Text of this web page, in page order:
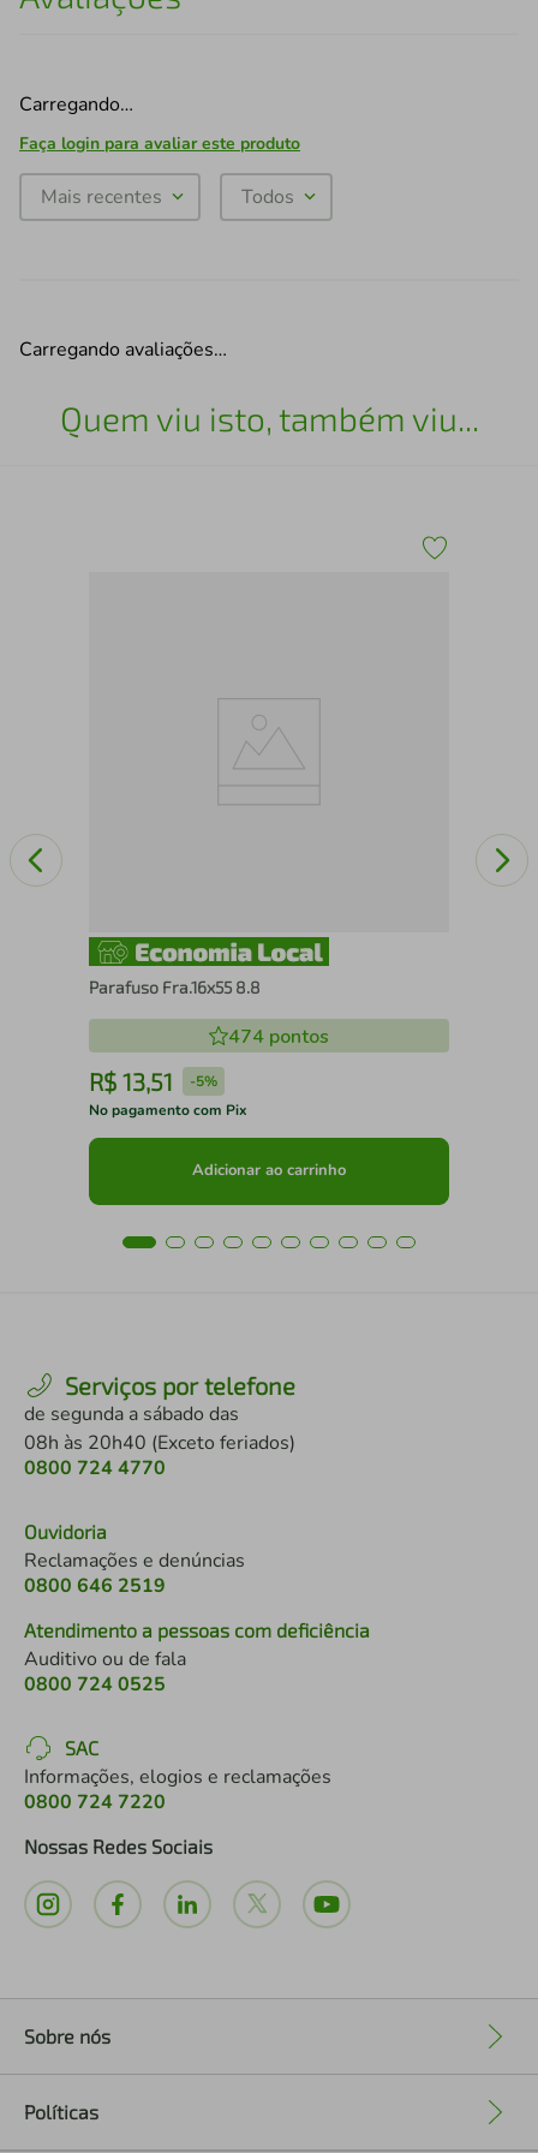
Carregando…
Faça login para avaliar este produto
Mais recentes Todos
Carregando avaliações…
Quem viu isto, também viu...
Parafuso Fra.16x55 8.8
474 pontos
R$ 13,51 -5%
No pagamento com Pix
Adicionar ao carrinho
Serviços por telefone
de segunda a sábado das
08h às 20h40 (Exceto feriados)
0800 724 4770
Ouvidoria
Reclamações e denúncias
0800 646 2519
Atendimento a pessoas com deficiência
Auditivo ou de fala
0800 724 0525
SAC
Informações, elogios e reclamações
0800 724 7220
Nossas Redes Sociais
Sobre nós
Políticas